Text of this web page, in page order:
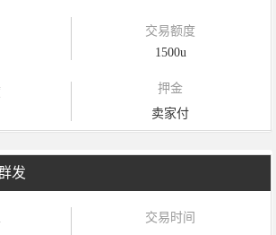
交易额度
1500u
押金
卖家付
发
交易时间